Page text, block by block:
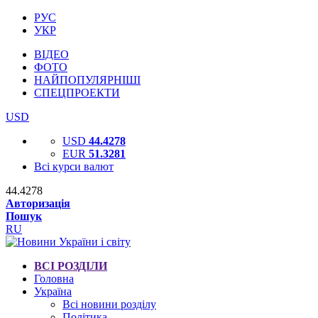
РУС
УКР
ВІДЕО
ФОТО
НАЙПОПУЛЯРНІШІ
СПЕЦПРОЕКТИ
USD
USD 44.4278
EUR 51.3281
Всі курси валют
44.4278
Авторизація
Пошук
RU
ВСІ РОЗДІЛИ
Головна
Україна
Всі новини розділу